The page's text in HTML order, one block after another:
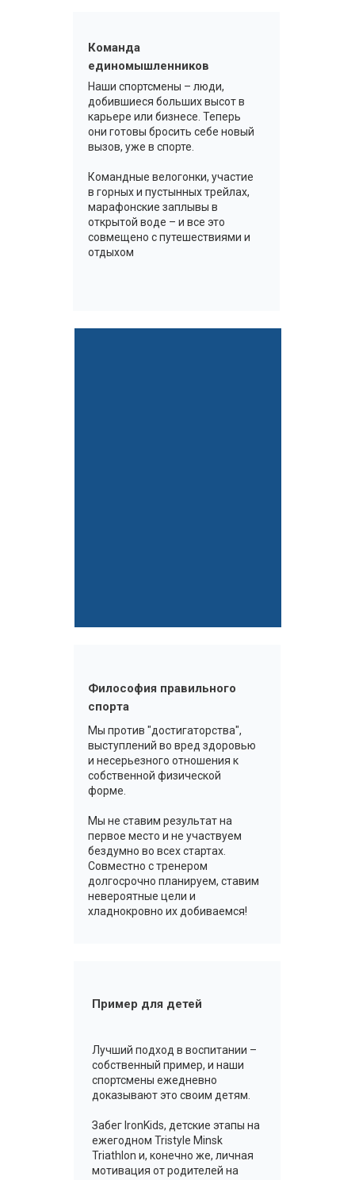
Наши спортсмены – люди,
добившиеся больших высот в
карьере или бизнесе. Теперь
они готовы бросить себе новый
вызов, уже в спорте.
Командные велогонки, участие
в горных и пустынных трейлах,
марафонские заплывы в
открытой воде – и все это
совмещено с путешествиями и
отдыхом
Команда
единомышленников
Философия правильного
спорта
Мы против "достигаторства",
выступлений во вред здоровью
и несерьезного отношения к
собственной физической
форме.
Мы не ставим результат на
первое место и не участвуем
бездумно во всех стартах.
Совместно с тренером
долгосрочно планируем, ставим
невероятные цели и
хладнокровно их добиваемся!
Пример для детей
Лучший подход в воспитании –
собственный пример, и наши
спортсмены ежедневно
доказывают это своим детям.
Забег IronKids, детские этапы на
ежегодном Tristyle Minsk
Triathlon и, конечно же, личная
мотивация от родителей на